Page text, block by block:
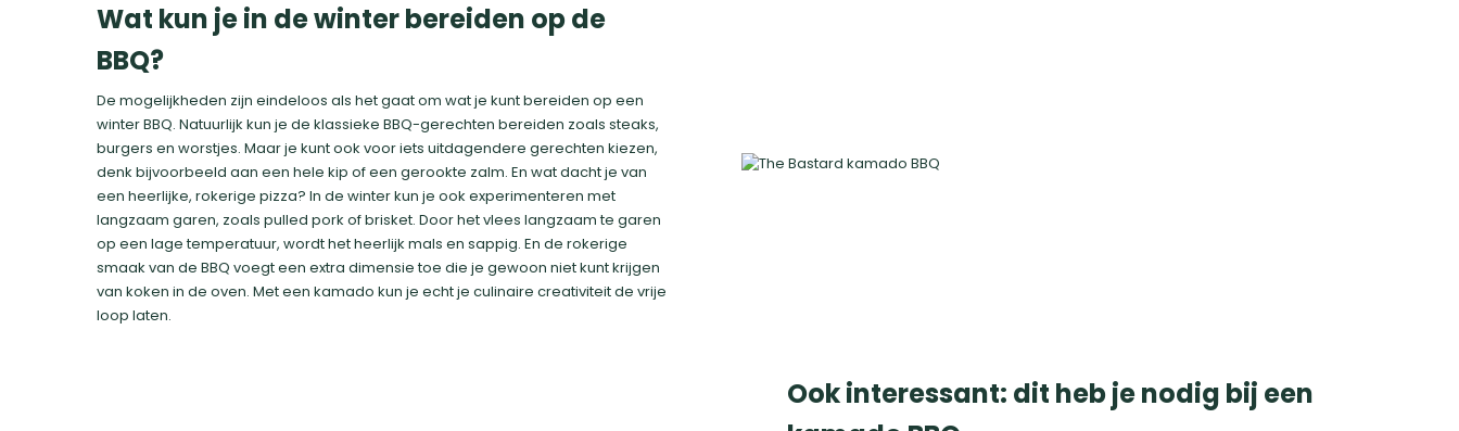
Wat kun je in de winter bereiden op de
BBQ?
De mogelijkheden zijn eindeloos als het gaat om wat je kunt bereiden op een
winter BBQ. Natuurlijk kun je de klassieke BBQ-gerechten bereiden zoals steaks,
burgers en worstjes. Maar je kunt ook voor iets uitdagendere gerechten kiezen,
denk bijvoorbeeld aan een hele kip of een gerookte zalm. En wat dacht je van
een heerlijke, rokerige pizza? In de winter kun je ook experimenteren met
langzaam garen, zoals pulled pork of brisket. Door het vlees langzaam te garen
op een lage temperatuur, wordt het heerlijk mals en sappig. En de rokerige
smaak van de BBQ voegt een extra dimensie toe die je gewoon niet kunt krijgen
van koken in de oven. Met een kamado kun je echt je culinaire creativiteit de vrije
loop laten.
Ook interessant: dit heb je nodig bij een